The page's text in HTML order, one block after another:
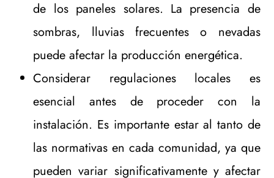
de los paneles solares. La presencia de
sombras, lluvias frecuentes o nevadas
puede afectar la producción energética.
Considerar regulaciones locales es
esencial antes de proceder con la
instalación. Es importante estar al tanto de
las normativas en cada comunidad, ya que
pueden variar significativamente y afectar